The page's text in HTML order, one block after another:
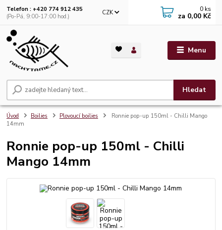
Menu
CZK
Hledat
Telefon : +420 774 912 435
(Po-Pá, 9:00-17:00 hod.)
0 ks
za 0,00 Kč
Úvod Boilies Plovoucí boilies
Ronnie pop-up 150ml - Chilli Mango
14mm
Ronnie pop-up 150ml - Chilli
Mango 14mm